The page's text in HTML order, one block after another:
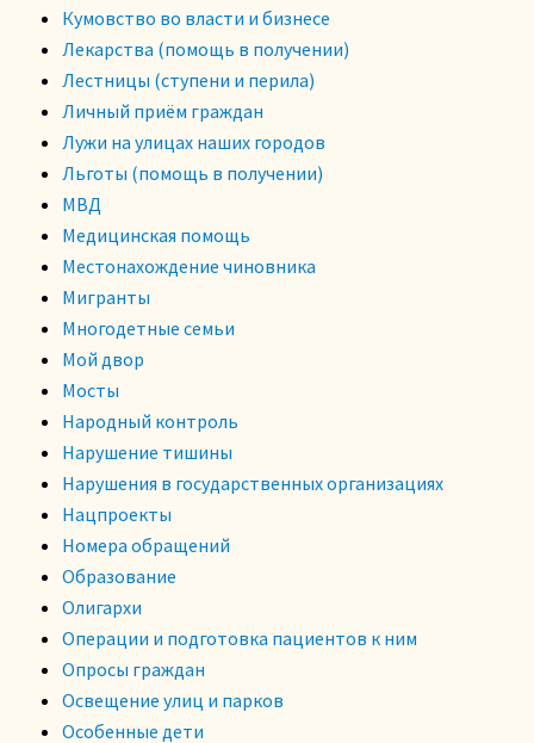
Кумовство во власти и бизнесе
Лекарства (помощь в получении)
Лестницы (ступени и перила)
Личный приём граждан
Лужи на улицах наших городов
Льготы (помощь в получении)
МВД
Медицинская помощь
Местонахождение чиновника
Мигранты
Многодетные семьи
Мой двор
Мосты
Народный контроль
Нарушение тишины
Нарушения в государственных организациях
Нацпроекты
Номера обращений
Образование
Олигархи
Операции и подготовка пациентов к ним
Опросы граждан
Освещение улиц и парков
Особенные дети